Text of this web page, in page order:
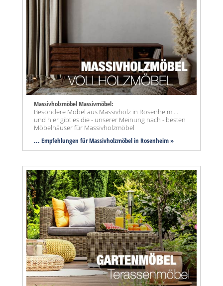
Massivholzmöbel Massivmöbel:
Besondere Möbel aus Massivholz in Rosenheim ...
und hier gibt es die - unserer Meinung nach - besten
Möbelhäuser für Massivholzmöbel
... Empfehlungen für Massivholzmöbel in Rosenheim »